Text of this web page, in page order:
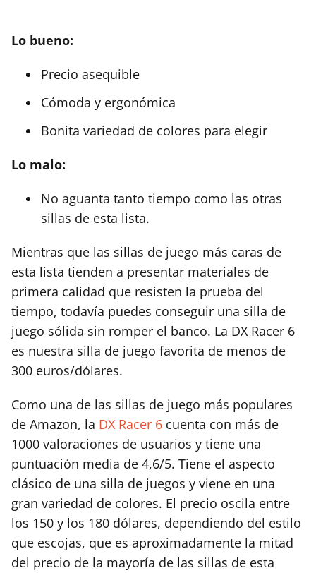
Lo bueno:
Precio asequible
Cómoda y ergonómica
Bonita variedad de colores para elegir
Lo malo:
No aguanta tanto tiempo como las otras
sillas de esta lista.
Mientras que las sillas de juego más caras de
esta lista tienden a presentar materiales de
primera calidad que resisten la prueba del
tiempo, todavía puedes conseguir una silla de
juego sólida sin romper el banco. La DX Racer 6
es nuestra silla de juego favorita de menos de
300 euros/dólares.
Como una de las sillas de juego más populares
de Amazon, la DX Racer 6 cuenta con más de
1000 valoraciones de usuarios y tiene una
puntuación media de 4,6/5. Tiene el aspecto
clásico de una silla de juegos y viene en una
gran variedad de colores. El precio oscila entre
los 150 y los 180 dólares, dependiendo del estilo
que escojas, que es aproximadamente la mitad
del precio de la mayoría de las sillas de esta